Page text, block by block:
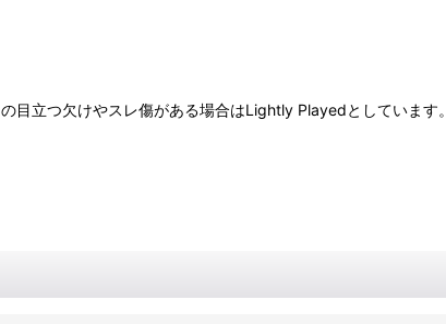
目立つ欠けやスレ傷がある場合はLightly Playedとしています。